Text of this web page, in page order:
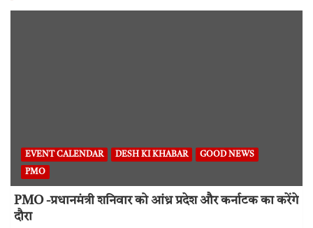
EVENT CALENDAR DESH KI KHABAR GOOD NEWS
PMO
PMO -प्रधानमंत्री शनिवार को आंध्र प्रदेश और कर्नाटक का करेंगे
दौरा